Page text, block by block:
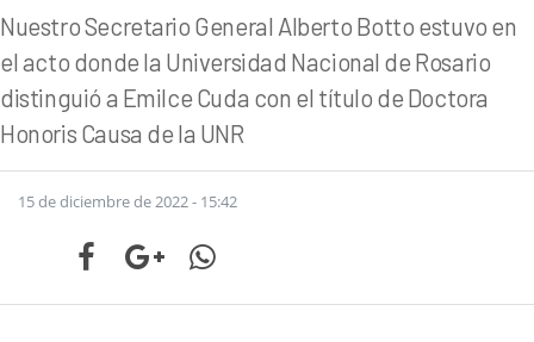
Nuestro Secretario General Alberto Botto estuvo en
el acto donde la Universidad Nacional de Rosario
distinguió a Emilce Cuda con el título de Doctora
Honoris Causa de la UNR
15 de diciembre de 2022 - 15:42